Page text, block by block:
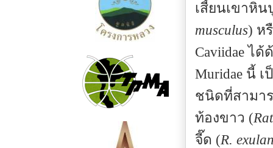
เสี้ยนเขาหิน
musculus) ห
Caviidae ไ
Muridae นี้
ชนิดที่สามา
ท้องขาว (
จี๊ด (R.